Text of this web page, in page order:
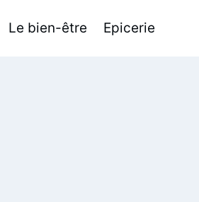
Le bien-être Epicerie